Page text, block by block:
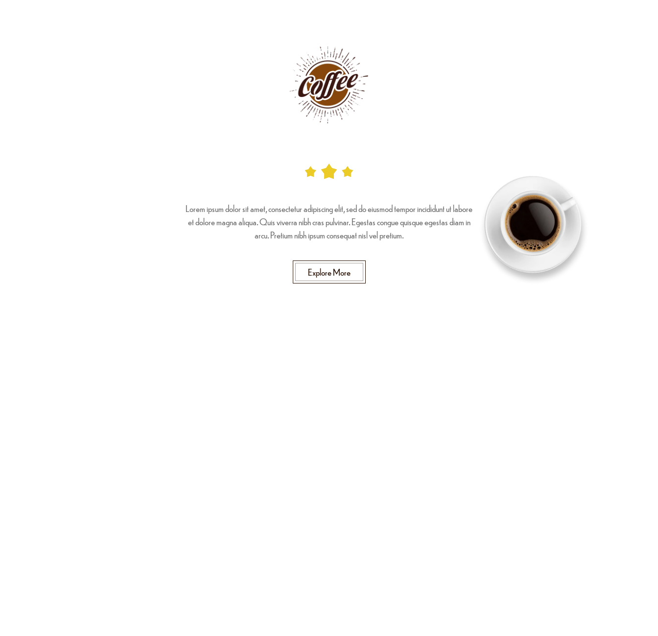
Lorem ipsum dolor sit amet, consectetur adipiscing elit, sed do eiusmod tempor incididunt ut labore
et dolore magna aliqua. Quis viverra nibh cras pulvinar. Egestas congue quisque egestas diam in
arcu. Pretium nibh ipsum consequat nisl vel pretium.
Explore More